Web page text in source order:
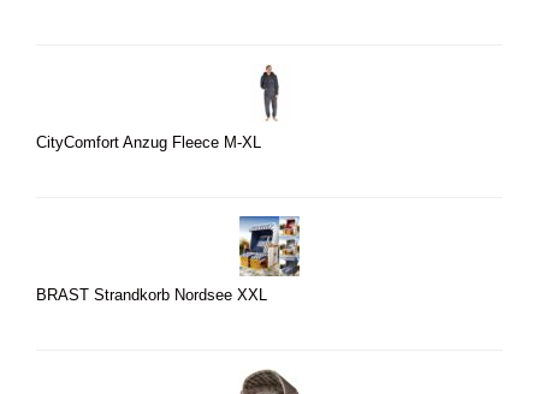
CityComfort Anzug Fleece M-XL
BRAST Strandkorb Nordsee XXL